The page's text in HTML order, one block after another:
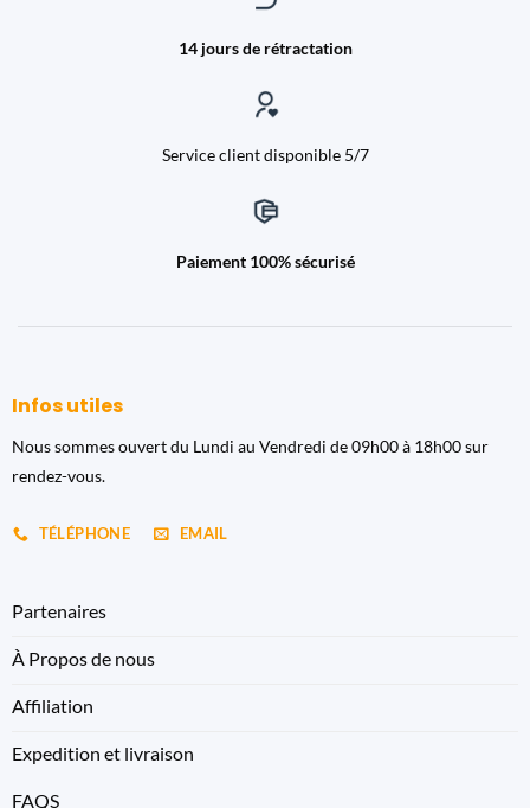
14 jours de rétractation
Service client disponible 5/7
Paiement 100% sécurisé
Infos utiles
Nous sommes ouvert du Lundi au Vendredi de 09h00 à 18h00 sur
rendez-vous.
TÉLÉPHONE EMAIL
Partenaires
À Propos de nous
Affiliation
Expedition et livraison
FAQS